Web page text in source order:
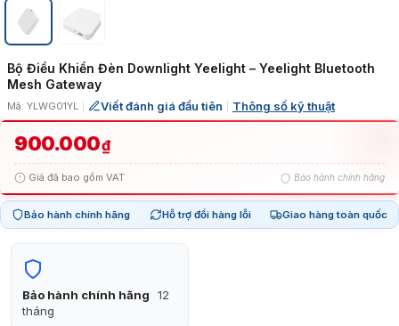
Bộ Điều Khiển Đèn Downlight Yeelight – Yeelight Bluetooth
Mesh Gateway
Mã: YLWG01YL Viết đánh giá đầu tiên Thông số kỹ thuật
900.000₫
Giá đã bao gồm VAT Bảo hành chính hãng
Bảo hành chính hãng Hỗ trợ đổi hàng lỗi Giao hàng toàn quốc
Bảo hành chính hãng
12
tháng